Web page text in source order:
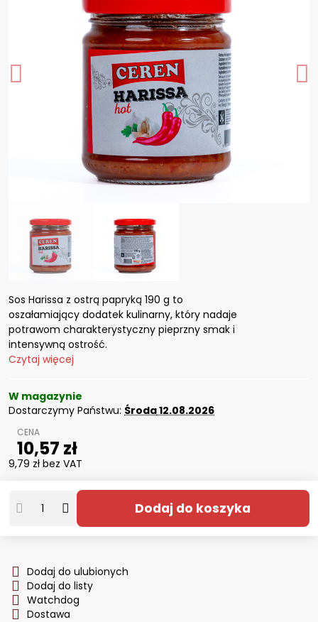
Sos Harissa z ostrą papryką 190 g to
oszałamiający dodatek kulinarny, który nadaje
potrawom charakterystyczny pieprzny smak i
intensywną ostrość.
Czytaj więcej
W magazynie
Dostarczymy Państwu: Środa12.08.2026
10,57 zł
9,79 zł bez VAT
Dodaj do koszyka
Dodaj do ulubionych
Dodaj do listy
Watchdog
Dostawa